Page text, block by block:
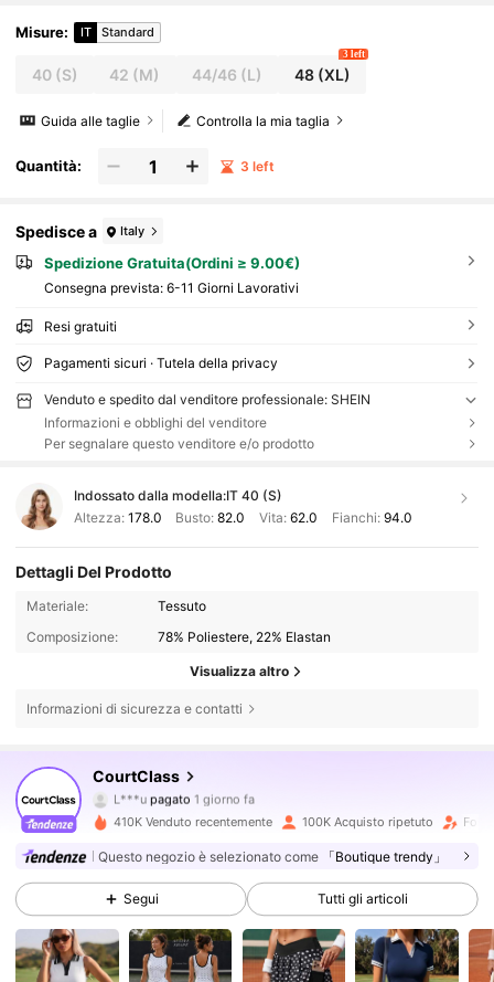
Misure: IT Standard
40(S) 42 (M) 44/46 (L) 48(XL)
3 left
Controlla la mia taglia
Guida alle taglie
Quantità: 3 left
Spedisce a Italy
Spedizione Gratuita(Ordini ≥ 9.00€)
Consegna prevista: 6-11 Giorni Lavorativi
Resi gratuiti
Pagamenti sicuri · Tutela della privacy
Venduto e spedito dal venditore professionale: SHEIN
Informazioni e obblighi del venditore
Per segnalare questo venditore e/o prodotto
Indossato dalla modella:IT 40 (S)
Altezza: 178.0 Busto:82.0 Vita: 62.0 Fianchi: 94.0
Dettagli Del Prodotto
Materiale:
Tessuto
Composizione:
78% Poliestere, 22% Elastan
Visualizza altro
Informazioni di sicurezza e contatti
CourtClass
L***upagato
s***5 segue30 minuti fa
4.86 137K Follower
410K Venduto recentemente 100K Acquisto ripetuto
Questo negozio è selezionato come 「Boutique trendy」
Segui Tutti gli articoli